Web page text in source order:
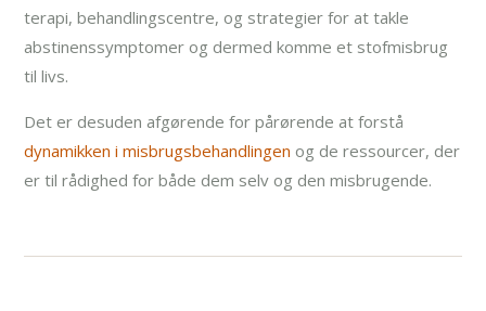
terapi, behandlingscentre, og strategier for at takle
abstinenssymptomer og dermed komme et stofmisbrug
til livs.
Det er desuden afgørende for pårørende at forstå
dynamikken i misbrugsbehandlingen og de ressourcer, der
er til rådighed for både dem selv og den misbrugende.